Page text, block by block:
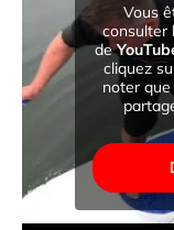
Vous
consulter
de
cliquez
noter